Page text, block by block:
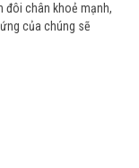
đôi chân khoẻ mạnh,
của chúng sẽ